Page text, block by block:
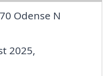
Odense N
2025,